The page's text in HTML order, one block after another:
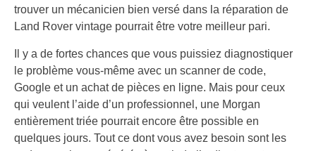
trouver un mécanicien bien versé dans la réparation de
Land Rover vintage pourrait être votre meilleur pari.
Il y a de fortes chances que vous puissiez diagnostiquer
le problème vous-même avec un scanner de code,
Google et un achat de pièces en ligne. Mais pour ceux
qui veulent l’aide d’un professionnel, une Morgan
entièrement triée pourrait encore être possible en
quelques jours. Tout ce dont vous avez besoin sont les